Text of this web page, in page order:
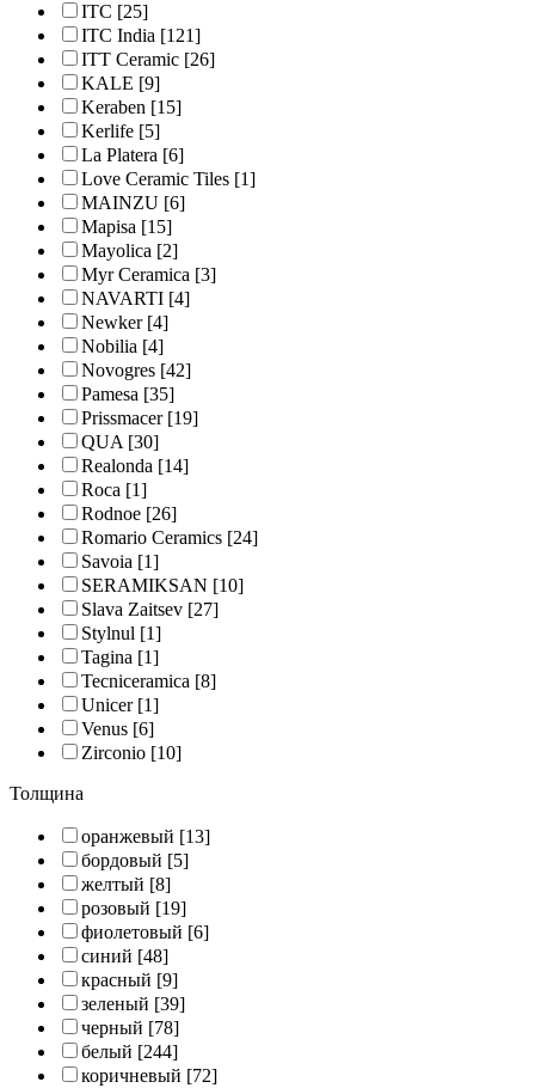
ITC [25]
ITC India [121]
ITT Ceramic [26]
KALE [9]
Keraben [15]
Kerlife [5]
La Platera [6]
Love Ceramic Tiles [1]
MAINZU [6]
Mapisa [15]
Mayolica [2]
Myr Ceramica [3]
NAVARTI [4]
Newker[4]
Nobilia [4]
Novogres [42]
Pamesa [35]
Prissmacer[19]
QUA[30]
Realonda [14]
Roca [1]
Rodnoe [26]
Romario Ceramics [24]
Savoia [1]
SERAMIKSAN [10]
Slava Zaitsev [27]
Stylnul [1]
Tagina [1]
Tecniceramica [8]
Unicer[1]
Venus [6]
Zirconio [10]
Толщина
оранжевый [13]
бордовый [5]
желтый [8]
розовый [19]
фиолетовый [6]
синий [48]
красный [9]
зеленый [39]
черный [78]
белый [244]
коричневый [72]